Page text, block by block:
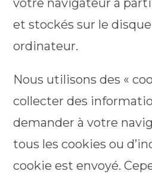
votre navigateur à
et stockés sur le
ordinateur.
Nous utilisons des «
collecter des
demander à votre
tous les cookies ou
cookie est envoyé.